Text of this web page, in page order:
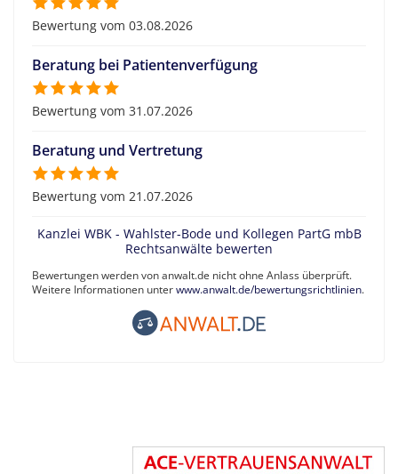
Bewertung vom 03.08.2026
Beratung bei Patientenverfügung
Bewertung vom 31.07.2026
Beratung und Vertretung
Bewertung vom 21.07.2026
Kanzlei WBK - Wahlster-Bode und Kollegen PartG mbB
Rechtsanwälte bewerten
Bewertungen werden von anwalt.de nicht ohne Anlass überprüft.
Weitere Informationen unterwww.anwalt.de/bewertungsrichtlinien.